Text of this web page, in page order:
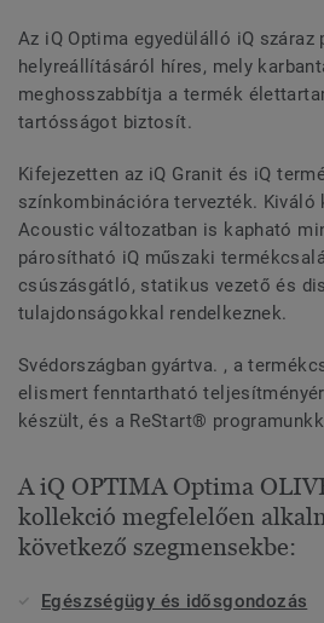
Az iQ Optima egyedülálló iQ
helyreállításáról híres, mely
meghosszabbítja a termék
tartósságot biztosít.
Kifejezetten az iQ Granit és iQ
színkombinációra tervezték. Kiváló
Acoustic változatban is kapható
párosítható iQ műszaki
csúszásgátló, statikus vezető és
tulajdonságokkal rendelkeznek.
Svédországban gyártva. , a
elismert fenntartható
készült, és a ReStart®
A iQ OPTIMA Optima
kollekció megfelelően
következő szegmensekbe:
Egészségügy és idősgondozás